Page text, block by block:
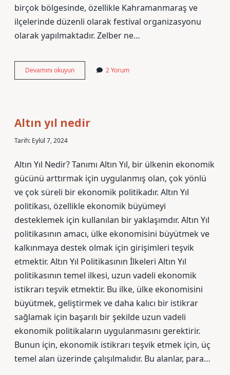
birçok bölgesinde, özellikle Kahramanmaraş ve
ilçelerinde düzenli olarak festival organizasyonu
olarak yapılmaktadır. Zelber ne…
Devamını okuyunZelve
Ne
2 Yorum
Altın yıl nedir
Tarih: Eylül 7, 2024
Altın Yıl Nedir? Tanımı Altın Yıl, bir ülkenin ekonomik
gücünü arttırmak için uygulanmış olan, çok yönlü
ve çok süreli bir ekonomik politikadır. Altın Yıl
politikası, özellikle ekonomik büyümeyi
desteklemek için kullanılan bir yaklaşımdır. Altın Yıl
politikasının amacı, ülke ekonomisini büyütmek ve
kalkınmaya destek olmak için girişimleri teşvik
etmektir. Altın Yıl Politikasının İlkeleri Altın Yıl
politikasının temel ilkesi, uzun vadeli ekonomik
istikrarı teşvik etmektir. Bu ilke, ülke ekonomisini
büyütmek, geliştirmek ve daha kalıcı bir istikrar
sağlamak için başarılı bir şekilde uzun vadeli
ekonomik politikaların uygulanmasını gerektirir.
Bunun için, ekonomik istikrarı teşvik etmek için, üç
temel alan üzerinde çalışılmalıdır. Bu alanlar, para…